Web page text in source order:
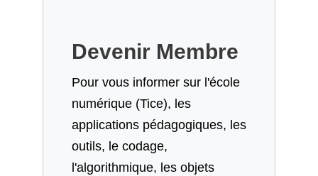
Devenir Membre
Pour vous informer sur l'école
numérique (Tice), les
applications pédagogiques, les
outils, le codage,
l'algorithmique, les objets